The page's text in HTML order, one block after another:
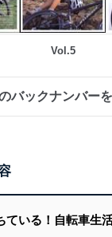
Vol.5
バックナンバー
ている！自転車生